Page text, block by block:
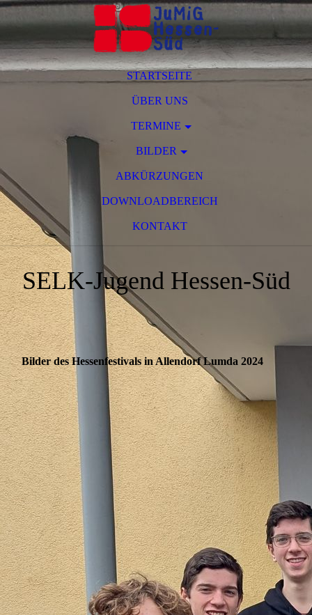
STARTSEITE
ÜBER UNS
TERMINE
BILDER
ABKÜRZUNGEN
DOWNLOADBEREICH
KONTAKT
SELK-Jugend Hessen-Süd
Bilder des Hessenfestivals in Allendorf Lumda 2024